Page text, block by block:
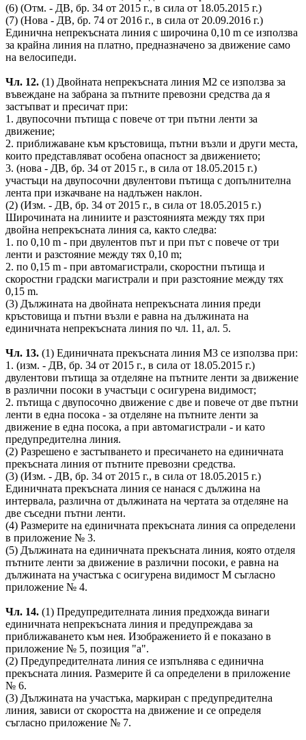
(6) (Отм. - ДВ, бр. 34 от 2015 г., в сила от 18.05.2015 г.)
(7) (Нова - ДВ, бр. 74 от 2016 г., в сила от 20.09.2016 г.)
Единична непрекъсната линия с широчина 0,10 m се използва
за крайна линия на платно, предназначено за движение само
на велосипеди.
Чл. 12. (1) Двойната непрекъсната линия М2 се използва за
въвеждане на забрана за пътните превозни средства да я
застъпват и пресичат при:
1. двупосочни пътища с повече от три пътни ленти за
движение;
2. приближаване към кръстовища, пътни възли и други места,
които представляват особена опасност за движението;
3. (нова - ДВ, бр. 34 от 2015 г., в сила от 18.05.2015 г.)
участъци на двупосочни двулентови пътища с допълнителна
лента при изкачване на надлъжен наклон.
(2) (Изм. - ДВ, бр. 34 от 2015 г., в сила от 18.05.2015 г.)
Широчината на линиите и разстоянията между тях при
двойна непрекъсната линия са, както следва:
1. по 0,10 m - при двулентов път и при път с повече от три
ленти и разстояние между тях 0,10 m;
2. по 0,15 m - при автомагистрали, скоростни пътища и
скоростни градски магистрали и при разстояние между тях
0,15 m.
(3) Дължината на двойната непрекъсната линия преди
кръстовища и пътни възли е равна на дължината на
единичната непрекъсната линия по чл. 11, ал. 5.
Чл. 13. (1) Единичната прекъсната линия М3 се използва при:
1. (изм. - ДВ, бр. 34 от 2015 г., в сила от 18.05.2015 г.)
двулентови пътища за отделяне на пътните ленти за движение
в различни посоки в участъци с осигурена видимост;
2. пътища с двупосочно движение с две и повече от две пътни
ленти в една посока - за отделяне на пътните ленти за
движение в една посока, а при автомагистрали - и като
предупредителна линия.
(2) Разрешено е застъпването и пресичането на единичната
прекъсната линия от пътните превозни средства.
(3) (Изм. - ДВ, бр. 34 от 2015 г., в сила от 18.05.2015 г.)
Единичната прекъсната линия се нанася с дължина на
интервала, различна от дължината на чертата за отделяне на
две съседни пътни ленти.
(4) Размерите на единичната прекъсната линия са определени
в приложение № 3.
(5) Дължината на единичната прекъсната линия, която отделя
пътните ленти за движение в различни посоки, е равна на
дължината на участъка с осигурена видимост M съгласно
приложение № 4.
Чл. 14. (1) Предупредителната линия предхожда винаги
единичната непрекъсната линия и предупреждава за
приближаването към нея. Изображението й е показано в
приложение № 5, позиция "а".
(2) Предупредителната линия се изпълнява с единична
прекъсната линия. Размерите й са определени в приложение
№ 6.
(3) Дължината на участъка, маркиран с предупредителна
линия, зависи от скоростта на движение и се определя
съгласно приложение № 7.